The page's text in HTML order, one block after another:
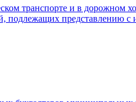
транспорте и в дорожном
представлению с